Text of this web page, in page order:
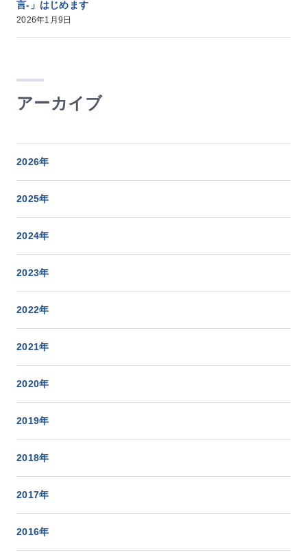
言-」はじめます
2026年1月9日
アーカイブ
2026年
2025年
2024年
2023年
2022年
2021年
2020年
2019年
2018年
2017年
2016年